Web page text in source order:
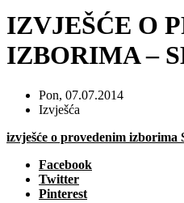
IZVJEŠĆE O
IZBORIMA –
Pon, 07.07.2014
Izvješća
izvješće o provedenim izborima
Facebook
Twitter
Pinterest